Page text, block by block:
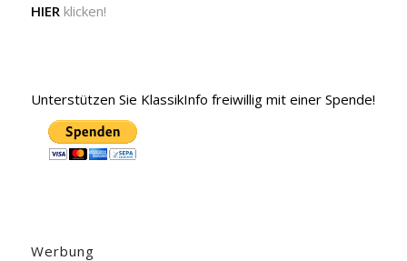
HIER klicken!
Unterstützen Sie KlassikInfo freiwillig mit einer Spende!
Werbung